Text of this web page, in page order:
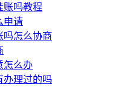
账吗教程
申请
吗怎么协商
怎么办
办理过的吗